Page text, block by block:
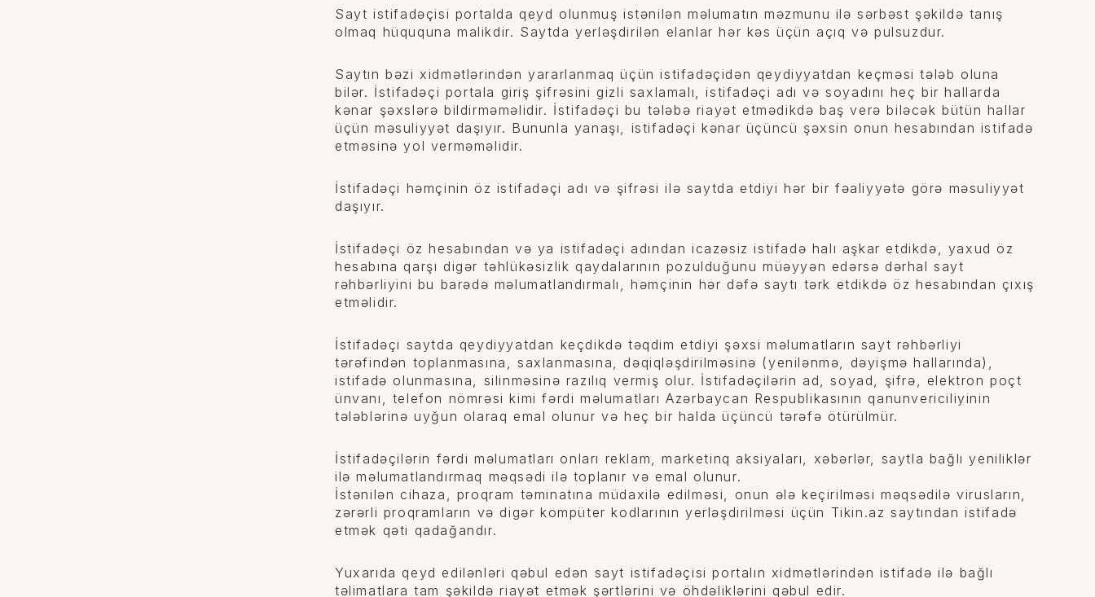
Sayt istifadəçisi portalda qeyd olunmuş istənilən məlumatın məzmunu ilə sərbəst şəkildə tanış
olmaq hüququna malikdir. Saytda yerləşdirilən elanlar hər kəs üçün açıq və pulsuzdur.
Saytın bəzi xidmətlərindən yararlanmaq üçün istifadəçidən qeydiyyatdan keçməsi tələb oluna
bilər. İstifadəçi portala giriş şifrəsini gizli saxlamalı, istifadəçi adı və soyadını heç bir hallarda
kənar şəxslərə bildirməməlidir. İstifadəçi bu tələbə riayət etmədikdə baş verə biləcək bütün hallar
üçün məsuliyyət daşıyır. Bununla yanaşı, istifadəçi kənar üçüncü şəxsin onun hesabından istifadə
etməsinə yol verməməlidir.
İstifadəçi həmçinin öz istifadəçi adı və şifrəsi ilə saytda etdiyi hər bir fəaliyyətə görə məsuliyyət
daşıyır.
İstifadəçi öz hesabından və ya istifadəçi adından icazəsiz istifadə halı aşkar etdikdə, yaxud öz
hesabına qarşı digər təhlükəsizlik qaydalarının pozulduğunu müəyyən edərsə dərhal sayt
rəhbərliyini bu barədə məlumatlandırmalı, həmçinin hər dəfə saytı tərk etdikdə öz hesabından çıxış
etməlidir.
İstifadəçi saytda qeydiyyatdan keçdikdə təqdim etdiyi şəxsi məlumatların sayt rəhbərliyi
tərəfindən toplanmasına, saxlanmasına, dəqiqləşdirilməsinə (yenilənmə, dəyişmə hallarında),
istifadə olunmasına, silinməsinə razılıq vermiş olur. İstifadəçilərin ad, soyad, şifrə, elektron poçt
ünvanı, telefon nömrəsi kimi fərdi məlumatları Azərbaycan Respublikasının qanunvericiliyinin
tələblərinə uyğun olaraq emal olunur və heç bir halda üçüncü tərəfə ötürülmür.
İstifadəçilərin fərdi məlumatları onları reklam, marketinq aksiyaları, xəbərlər, saytla bağlı yeniliklər
ilə məlumatlandırmaq məqsədi ilə toplanır və emal olunur.
İstənilən cihaza, proqram təminatına müdaxilə edilməsi, onun ələ keçirilməsi məqsədilə virusların,
zərərli proqramların və digər kompüter kodlarının yerləşdirilməsi üçün Tikin.az saytından istifadə
etmək qəti qadağandır.
Yuxarıda qeyd edilənləri qəbul edən sayt istifadəçisi portalın xidmətlərindən istifadə ilə bağlı
təlimatlara tam şəkildə riayət etmək şərtlərini və öhdəliklərini qəbul edir.